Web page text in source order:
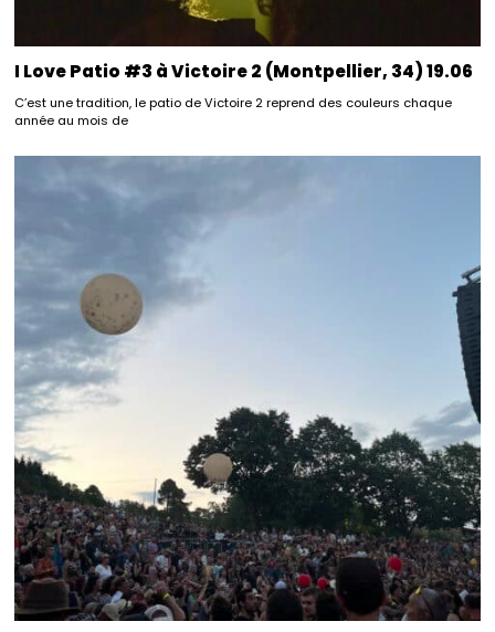
I Love Patio #3 à Victoire 2 (Montpellier, 34) 19.06
C’est une tradition, le patio de Victoire 2 reprend des couleurs chaque
année au mois de